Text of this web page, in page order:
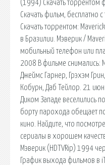
(1994) Скачать торрентом
Скачать фильм, бесплатно
Скачать торрентом:
в Бразилии. Мэверик /
мобильный телефон или
2008 В фильме снимались:
Джеймс Гарнер, Грэхэм
Кобурн, Даб Тейлор. 21
Диком Западе веселились
борту парохода обещает
кино. Найдите, что
сериалы в хорошем
Мэверик (HDTVRip) 1994
График выхода фильмов в